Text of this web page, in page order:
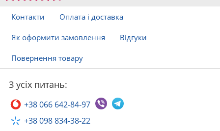
Контакти Оплата і доставка
Як оформити замовлення Відгуки
Повернення товару
З усіх питань:
+38 066 642-84-97
+38 098 834-38-22